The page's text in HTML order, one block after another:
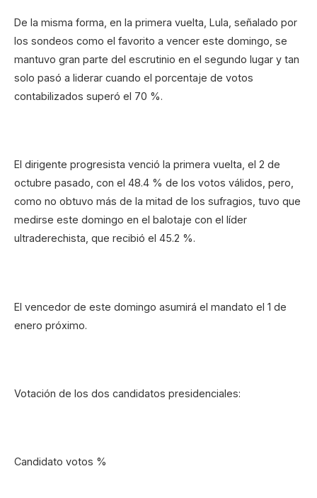
De la misma forma, en la primera vuelta, Lula, señalado por
los sondeos como el favorito a vencer este domingo, se
mantuvo gran parte del escrutinio en el segundo lugar y tan
solo pasó a liderar cuando el porcentaje de votos
contabilizados superó el 70 %.
El dirigente progresista venció la primera vuelta, el 2 de
octubre pasado, con el 48.4 % de los votos válidos, pero,
como no obtuvo más de la mitad de los sufragios, tuvo que
medirse este domingo en el balotaje con el líder
ultraderechista, que recibió el 45.2 %.
El vencedor de este domingo asumirá el mandato el 1 de
enero próximo.
Votación de los dos candidatos presidenciales:
Candidato votos %